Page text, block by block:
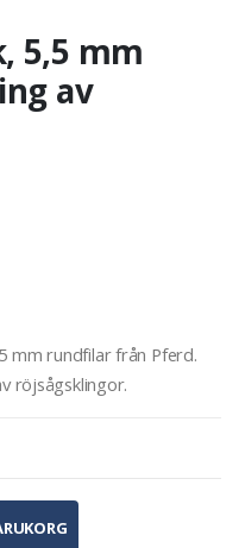
5,5 mm
av
mm rundfilar från Pferd.
röjsågsklingor.